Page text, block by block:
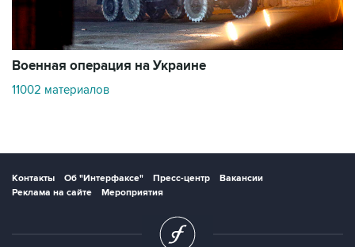
Военная операция на Украине
11002 материалов
Контакты Об "Интерфаксе" Пресс-центр
Вакансии
Реклама на сайте
Мероприятия